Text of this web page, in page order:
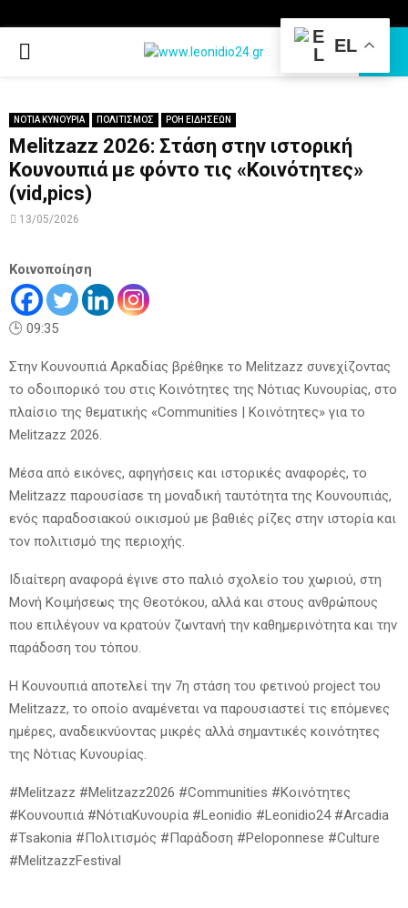
PRIMARY
ΝΟΤΙΑ ΚΥΝΟΥΡΙΑ ΠΟΛΙΤΙΣΜΟΣ ΡΟΗ ΕΙΔΗΣΕΩΝ
Melitzazz 2026: Στάση στην ιστορική
Κουνουπιά με φόντο τις «Κοινότητες»
(vid,pics)
13/05/2026
Κοινοποίηση
🕒 09:35
Στην Κουνουπιά Αρκαδίας βρέθηκε το Melitzazz συνεχίζοντας
το οδοιπορικό του στις Κοινότητες της Νότιας Κυνουρίας, στο
πλαίσιο της θεματικής «Communities | Κοινότητες» για το
Melitzazz 2026.
Μέσα από εικόνες, αφηγήσεις και ιστορικές αναφορές, το
Melitzazz παρουσίασε τη μοναδική ταυτότητα της Κουνουπιάς,
ενός παραδοσιακού οικισμού με βαθιές ρίζες στην ιστορία και
τον πολιτισμό της περιοχής.
Ιδιαίτερη αναφορά έγινε στο παλιό σχολείο του χωριού, στη
Μονή Κοιμήσεως της Θεοτόκου, αλλά και στους ανθρώπους
που επιλέγουν να κρατούν ζωντανή την καθημερινότητα και την
παράδοση του τόπου.
Η Κουνουπιά αποτελεί την 7η στάση του φετινού project του
Melitzazz, το οποίο αναμένεται να παρουσιαστεί τις επόμενες
ημέρες, αναδεικνύοντας μικρές αλλά σημαντικές κοινότητες
της Νότιας Κυνουρίας.
#Melitzazz #Melitzazz2026 #Communities #Κοινότητες
#Κουνουπιά #ΝότιαΚυνουρία #Leonidio #Leonidio24 #Arcadia
#Tsakonia #Πολιτισμός #Παράδοση #Peloponnese #Culture
#MelitzazzFestival
EL